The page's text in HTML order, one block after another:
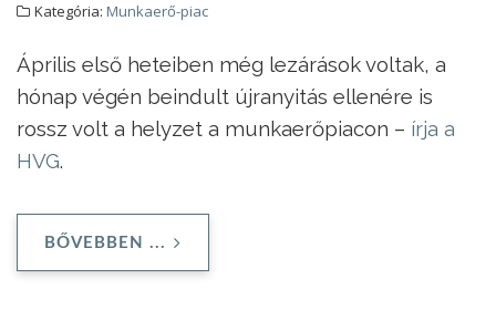
Kategória: Munkaerő-piac
Április első heteiben még lezárások voltak, a
hónap végén beindult újranyitás ellenére is
rossz volt a helyzet a munkaerőpiacon – írja a
HVG.
BŐVEBBEN ...